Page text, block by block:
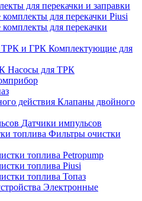
для перекачки и заправки
для перекачки Piusi
для перекачки
Комплектующие для
Насосы для ТРК
Клапаны двойного
Датчики импульсов
Фильтры очистки
топлива Petropump
топлива Piusi
топлива Топаз
Электронные